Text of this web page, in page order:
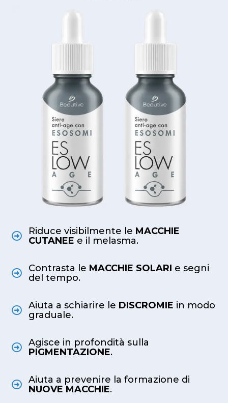
Riduce visibilmente le MACCHIE
CUTANEE e il melasma.
Contrasta le MACCHIE SOLARI e segni
del tempo.
Aiuta a schiarire le DISCROMIE in modo
graduale.
Agisce in profondità sulla
PIGMENTAZIONE.
Aiuta a prevenire la formazione di
NUOVE MACCHIE.